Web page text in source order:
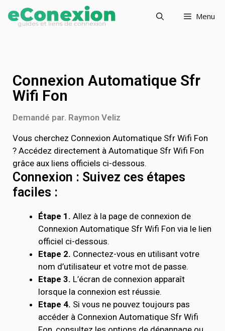
Menu
Connexion Automatique Sfr
Wifi Fon
Demandé par. Raymon Veliz
Vous cherchez Connexion Automatique Sfr Wifi Fon
? Accédez directement à Automatique Sfr Wifi Fon
grâce aux liens officiels ci-dessous.
Connexion : Suivez ces étapes
faciles :
Étape 1. Allez à la page de connexion de
Connexion Automatique Sfr Wifi Fon via le lien
officiel ci-dessous.
Etape 2. Connectez-vous en utilisant votre
nom d’utilisateur et votre mot de passe.
Etape 3. L’écran de connexion apparaît
lorsque la connexion est réussie.
Etape 4. Si vous ne pouvez toujours pas
accéder à Connexion Automatique Sfr Wifi